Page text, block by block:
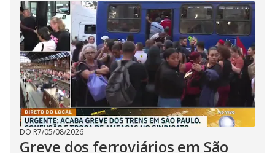
DO R7/05/08/2026
Greve dos ferroviários em São